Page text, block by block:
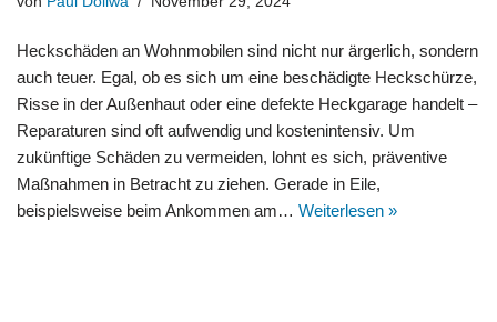
Heckschäden an Wohnmobilen sind nicht nur ärgerlich, sondern
auch teuer. Egal, ob es sich um eine beschädigte Heckschürze,
Risse in der Außenhaut oder eine defekte Heckgarage handelt –
Reparaturen sind oft aufwendig und kostenintensiv. Um
zukünftige Schäden zu vermeiden, lohnt es sich, präventive
Maßnahmen in Betracht zu ziehen. Gerade in Eile,
beispielsweise beim Ankommen am… Weiterlesen »